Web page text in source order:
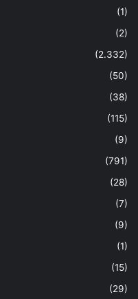
(1)
(2)
(2.332)
(50)
(38)
(115)
(9)
(791)
(28)
(7)
(9)
(1)
(15)
(29)